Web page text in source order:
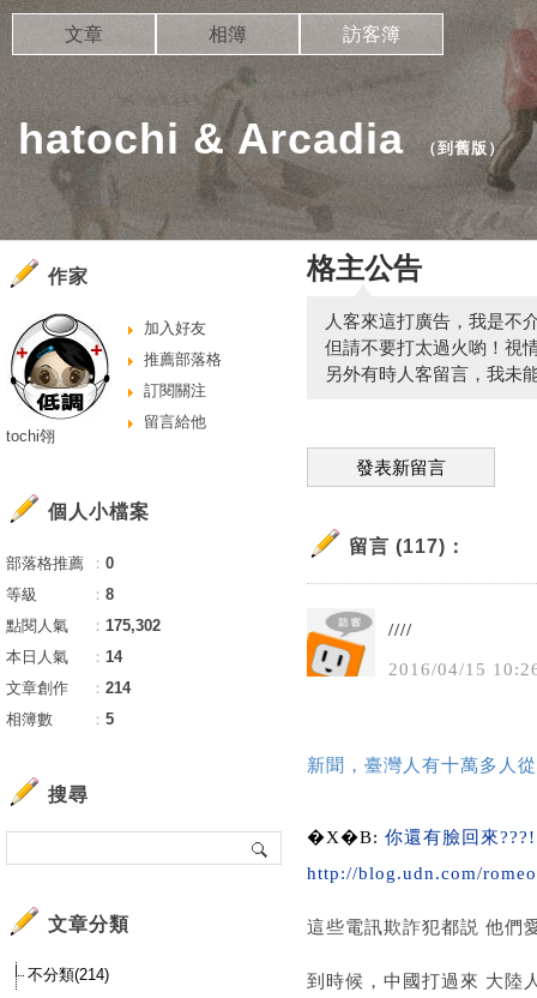
hatochi & Arcadia （到舊版）
文章 相簿 訪客簿
格主公告
人客來這打廣告，我是不
但請不要打太過火喲！視
另外有時人客留言，我未
發表新留言
留言 (117)：
////
2016/04/15 10:
新聞，臺灣人有十萬多人
�X�B: 你還有臉回來
http://blog.udn.com/
這些電訊欺詐犯都説 他們
到時候，中國打過來 大陸
作家
加入好友
推薦部落格
訂閱關注
留言給他
tochi翎
個人小檔案
部落格推薦 ： 0
等級
： 8
點閱人氣
： 175,302
本日人氣
： 14
文章創作
： 214
相簿數
： 5
搜尋
文章分類
不分類(214)